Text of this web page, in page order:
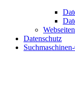
Datenschutz